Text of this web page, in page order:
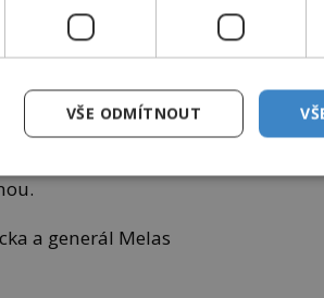
na severu Itálie.
překvapí
když pod ním po
uniformě.
I. Bonaparte
zažene.
a generál Melas
VŠE ODMÍTNOUT